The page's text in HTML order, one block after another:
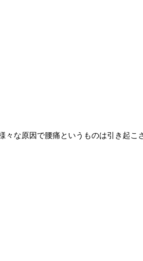
な原因で腰痛というものは引き起